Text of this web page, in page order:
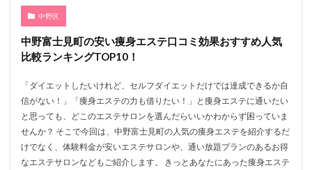
中野区
中野富士見町の安い痩身エステ口コミ効果おすすめ人気
比較ランキングTOP10！
「ダイエットしたいけれど、セルフダイエットだけでは達成できるか自
信がない！」「痩身エステの力も借りたい！」と痩身エステに通いたい
と思っても、どこのエステサロンを選んだらいいかわからず困っていま
せんか？ そこで今回は、中野富士見町の人気の痩身エステを紹介するだ
けでなく、体験料金が安いエステサロンや、通い放題プランのあるお得
なエステサロンなどもご紹介します。 きっとあなたにあった痩身エステ